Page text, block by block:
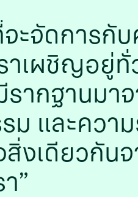
จะจัดการกั
าเผชิญอยู่ทั่
รากฐานมา
ม และควา
สิ่งเดียวกัน